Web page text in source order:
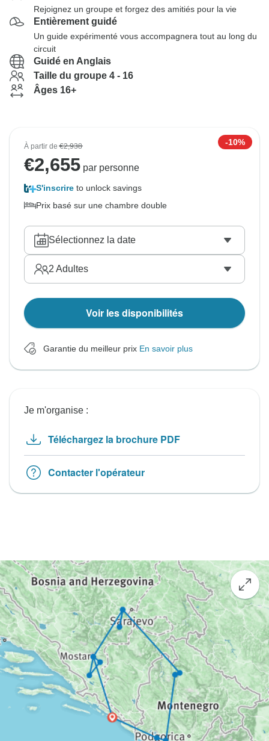
Rejoignez un groupe et forgez des amitiés pour la vie
Entièrement guidé
Un guide expérimenté vous accompagnera tout au long du
circuit
Guidé en Anglais
Taille du groupe 4 - 16
Âges 16+
À partir de€2,938 -10%
€2,655 par personne
S'inscrire to unlock savings
Prix basé sur une chambre double
Sélectionnez la date
2 Adultes
Voir les disponibilités
Garantie du meilleur prix En savoir plus
Je m'organise :
Téléchargez la brochure PDF
Contacter l'opérateur